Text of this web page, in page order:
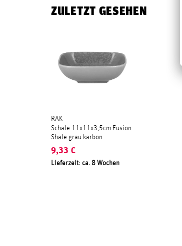
ZULETZT GESEHEN
RAK
Schale 11x11x3,5cm Fusion
Shale grau karbon
9,33 €
Lieferzeit: ca. 8 Wochen